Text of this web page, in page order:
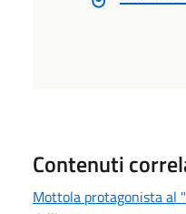
Contenuti
Mottola protagonista al